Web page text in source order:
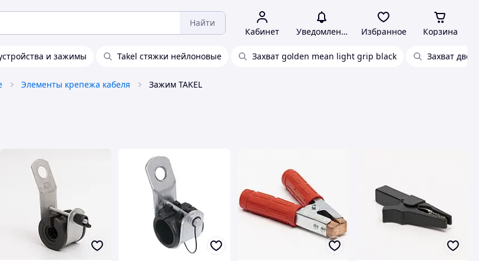
Найти
Кабинет Уведомления Избранное Корзина
и зажимы Takel стяжки нейлоновые Захват golden mean light grip black Захват
Элементы крепежа кабеля Зажим TAKEL